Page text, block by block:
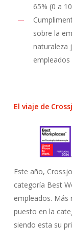
65% (0 a
sobre la
naturaleza
empleados
El viaje de
Este año,
categoría Best
empleados. Más
puesto en la
siendo esta su